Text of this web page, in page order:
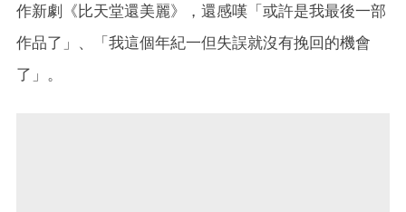
作新劇《比天堂還美麗》，還感嘆「或許是我最後一部
作品了」、「我這個年紀一但失誤就沒有挽回的機會
了」。